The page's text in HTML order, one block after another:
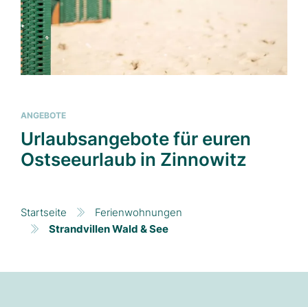
ANGEBOTE
Urlaubsangebote für euren
Ostseeurlaub in Zinnowitz
Startseite
Ferienwohnungen
Strandvillen Wald & See